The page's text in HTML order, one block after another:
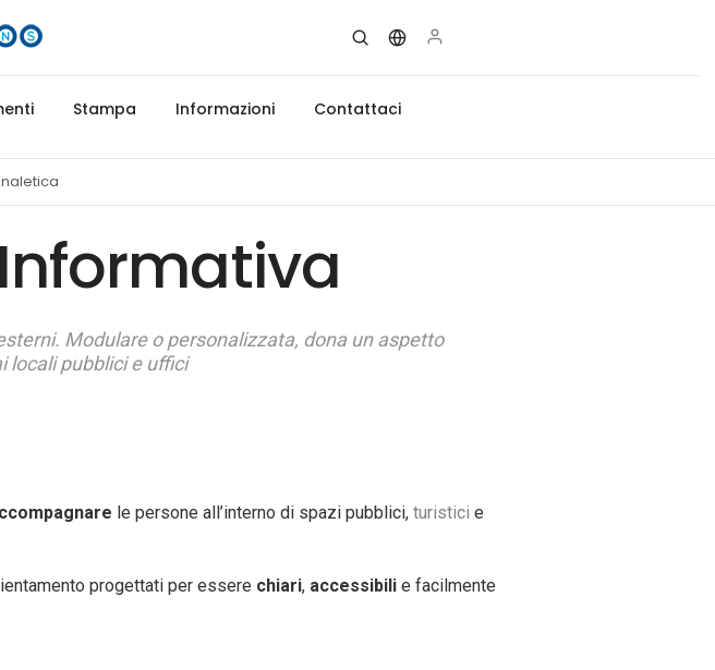
Stampa Informazioni Contattaci
Modulare o personalizzata, dona un aspetto
locali pubblici e uffici
le persone all’interno di spazi pubblici, turistici e
progettati per essere chiari, accessibilie facilmente